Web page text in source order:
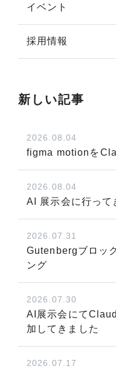
イベント
採用情報
新しい記事
2026.08.04
figma motionを
2026.08.04
AI 展示会に行って
2026.07.31
Gutenbergブロッ
ング
2026.07.30
AI展示会にて
加してきました
2026.07.17